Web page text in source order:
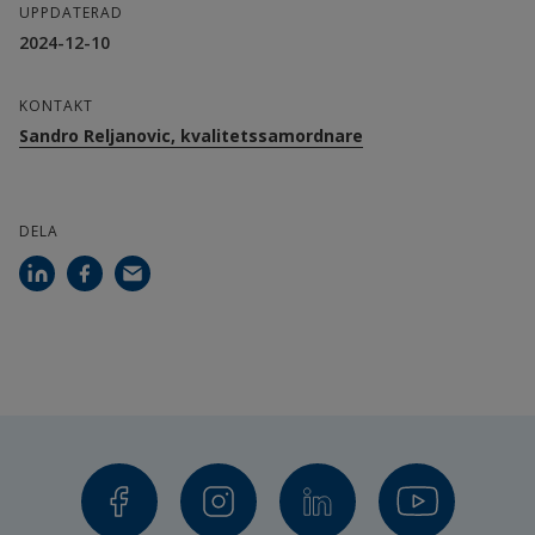
UPPDATERAD
2024-12-10
KONTAKT
Sandro Reljanovic, kvalitetssamordnare
DELA